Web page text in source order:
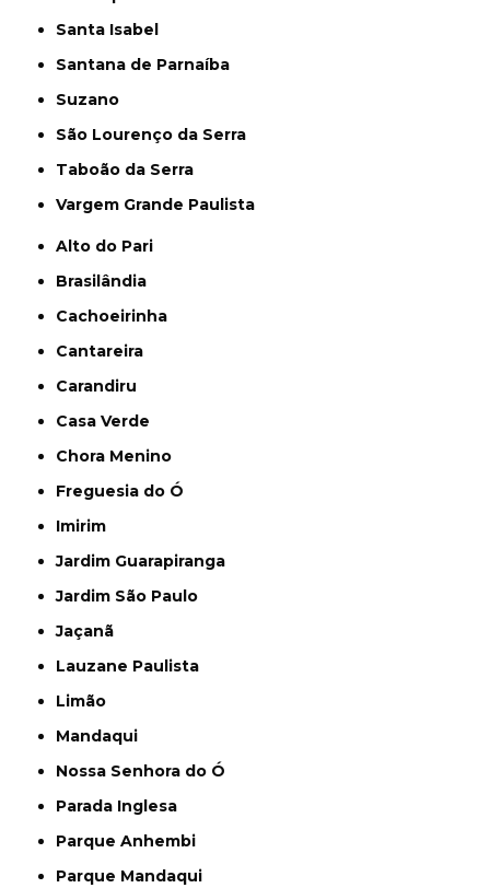
Santa Isabel
Santana de Parnaíba
Suzano
São Lourenço da Serra
Taboão da Serra
Vargem Grande Paulista
Alto do Pari
Brasilândia
Cachoeirinha
Cantareira
Carandiru
Casa Verde
Chora Menino
Freguesia do Ó
Imirim
Jardim Guarapiranga
Jardim São Paulo
Jaçanã
Lauzane Paulista
Limão
Mandaqui
Nossa Senhora do Ó
Parada Inglesa
Parque Anhembi
Parque Mandaqui